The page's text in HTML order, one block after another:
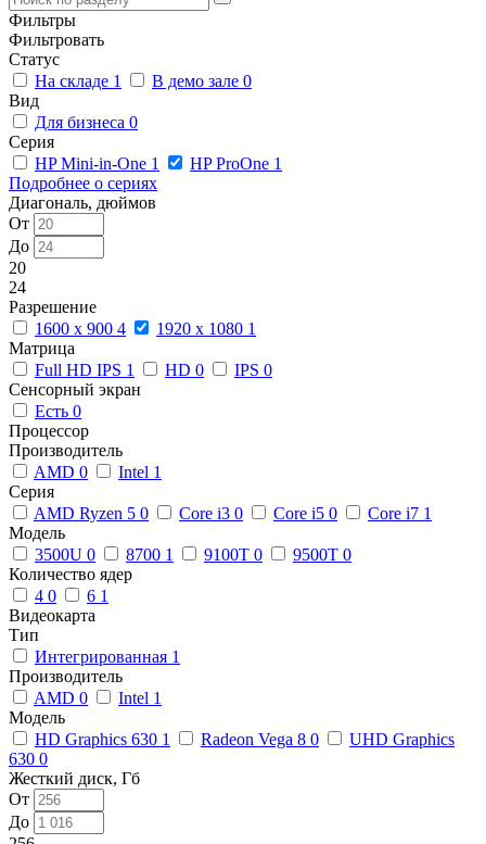
Фильтры
Фильтровать
Статус
На складе 1 В демо зале 0
Вид
Для бизнеса 0
Серия
HP Mini-in-One 1 HP ProOne 1
Подробнее о сериях
Диагональ, дюймов
От
До
20
24
Разрешение
1600 x 900 4 1920 x 1080 1
Матрица
Full HD IPS 1 HD 0 IPS 0
Сенсорный экран
Есть 0
Процессор
Производитель
AMD 0 Intel 1
Серия
AMD Ryzen 5 0 Core i3 0 Core i5 0 Core i7 1
Модель
3500U 0 8700 1 9100T 0 9500T 0
Количество ядер
4 0 6 1
Видеокарта
Тип
Интегрированная 1
Производитель
AMD 0 Intel 1
Модель
HD Graphics 630 1 Radeon Vega 8 0
UHD Graphics
630 0
Жесткий диск, Гб
От
До